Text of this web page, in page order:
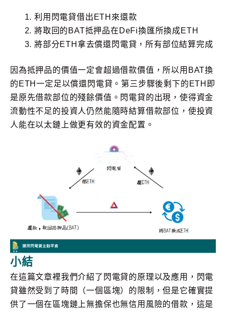
利用閃電貸借出ETH來還款
將取回的BAT抵押品在DeFi換匯所換成ETH
將部分ETH拿去償還閃電貸，所有部位結算完成
因為抵押品的價值一定會超過借款價值，所以用BAT換
的ETH一定足以償還閃電貸。第三步驟後剩下的ETH即
是原先借款部位的殘餘價值。閃電貸的出現，使得資金
流動性不足的投資人仍然能隨時結算借款部位，使投資
人能在以太鏈上做更有效的資金配置。
小結
在這篇文章裡我們介紹了閃電貸的原理以及應用，閃電
貸雖然受到了時間（一個區塊）的限制，但是它確實提
供了一個在區塊鏈上無擔保也無信用風險的借款，這是